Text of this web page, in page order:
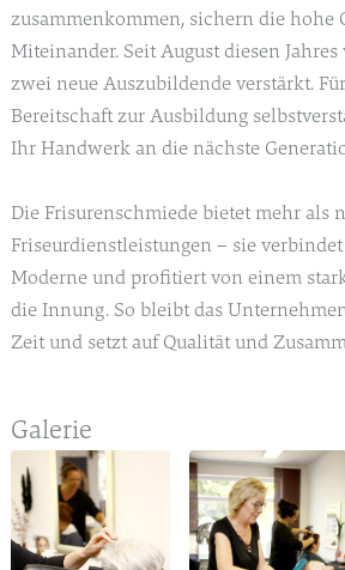
zusammenkommen, sichern die hohe
Miteinander. Seit August diesen
zwei neue Auszubildende verstärkt.
Bereitschaft zur Ausbildung
Ihr Handwerk an die nächste
Die Frisurenschmiede bietet mehr als
Friseurdienstleistungen – sie
Moderne und profitiert von einem
die Innung. So bleibt das
Zeit und setzt auf Qualität und
Galerie